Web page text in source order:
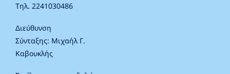
Τηλ. 2241030486
Διεύθυνση
Σύνταξης: Μιχαήλ Γ.
Καβουκλής